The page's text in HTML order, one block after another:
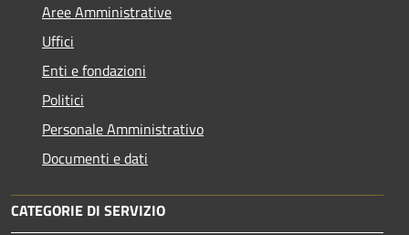
Aree Amministrative
Uffici
Enti e fondazioni
Politici
Personale Amministrativo
Documenti e dati
CATEGORIE DI SERVIZIO